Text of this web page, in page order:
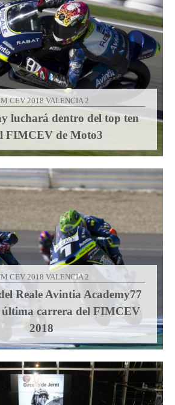
CEV 2018 VALENCIA 2
luchará dentro del top ten
FIMCEV de Moto3
CEV 2018 VALENCIA 2
Reale Avintia Academy77
carrera del FIMCEV
2018